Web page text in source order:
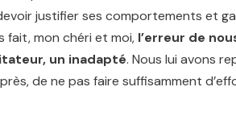
justifier ses comportements et
fait, mon chéri et moi, l’erreur de
un inadapté. Nous lui avons
de ne pas faire suffisamment